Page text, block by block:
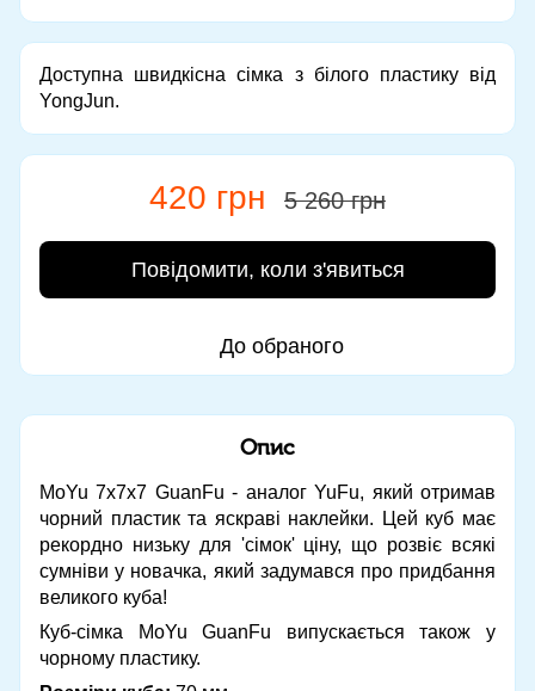
Доступна швидкісна сімка з білого пластику від
YongJun.
420 грн 5 260 грн
Повідомити, коли з'явиться
До обраного
Опис
MoYu 7x7x7 GuanFu - аналог YuFu, який отримав
чорний пластик та яскраві наклейки. Цей куб має
рекордно низьку для 'сімок' ціну, що розвіє всякі
сумніви у новачка, який задумався про придбання
великого куба!
Куб-сімка MoYu GuanFu випускається також у
чорному пластику.